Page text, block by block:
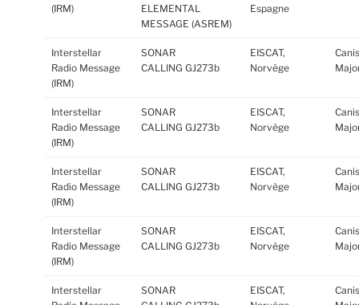
(IRM)
ELEMENTAL
MESSAGE (ASREM)
Espagne
Interstellar
Radio Message
(IRM)
SONAR
CALLING GJ273b
EISCAT,
Norvège
Canis
Interstellar
Radio Message
(IRM)
SONAR
CALLING GJ273b
EISCAT,
Norvège
Canis
Interstellar
Radio Message
(IRM)
SONAR
CALLING GJ273b
EISCAT,
Norvège
Canis
Interstellar
Radio Message
(IRM)
SONAR
CALLING GJ273b
EISCAT,
Norvège
Canis
Interstellar
SONAR
EISCAT,
Canis